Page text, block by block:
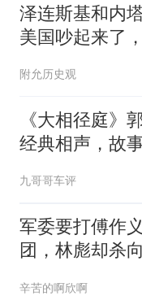
泽连斯基和内
美国吵起来了
附允历史观
《大相径庭》
经典相声，故
九哥哥车评
军委要打傅作
团，林彪却杀
辛苦的啊欣啊